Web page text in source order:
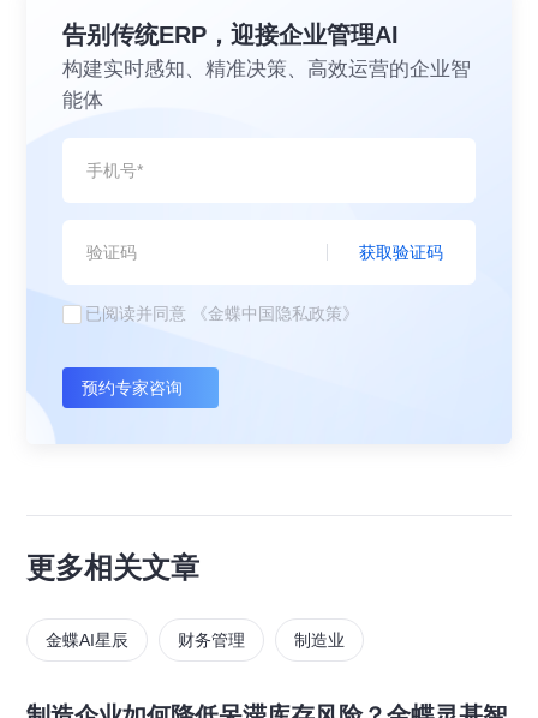
告别传统ERP，迎接企业管理AI
构建实时感知、精准决策、高效运营的企业智
能体
获取验证码
已阅读并同意 《金蝶中国隐私政策》
预约专家咨询
更多相关文章
金蝶AI星辰 财务管理 制造业